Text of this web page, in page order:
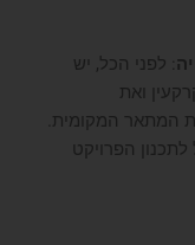
: לפני הכל, יש
ואת
המתאר המקומית.
לתכנון הפרויקט